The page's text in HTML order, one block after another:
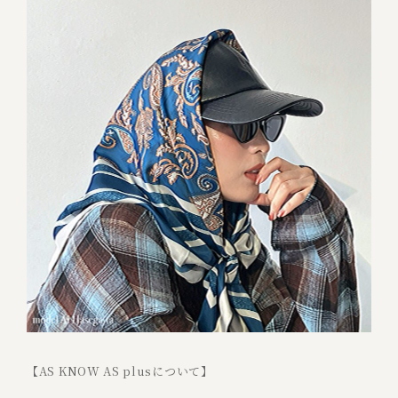
【AS KNOW AS plusについて】